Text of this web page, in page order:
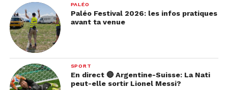
PALÉO
Paléo Festival 2026: les infos pratiques
avant ta venue
SPORT
En direct 🔴 Argentine-Suisse: La Nati
peut-elle sortir Lionel Messi?